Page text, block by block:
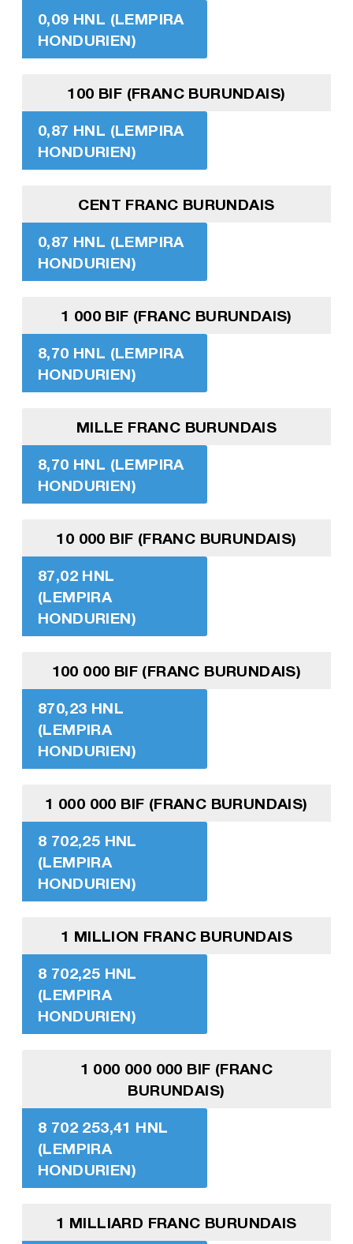
0,09 HNL (LEMPIRA
HONDURIEN)
100 BIF (FRANC BURUNDAIS)
0,87 HNL (LEMPIRA
HONDURIEN)
CENT FRANC BURUNDAIS
0,87 HNL (LEMPIRA
HONDURIEN)
1 000 BIF (FRANC BURUNDAIS)
8,70 HNL (LEMPIRA
HONDURIEN)
MILLE FRANC BURUNDAIS
8,70 HNL (LEMPIRA
HONDURIEN)
10 000 BIF (FRANC BURUNDAIS)
87,02 HNL
(LEMPIRA
HONDURIEN)
100 000 BIF (FRANC BURUNDAIS)
870,23 HNL
(LEMPIRA
HONDURIEN)
1 000 000 BIF (FRANC BURUNDAIS)
8 702,25 HNL
(LEMPIRA
HONDURIEN)
1 MILLION FRANC BURUNDAIS
8 702,25 HNL
(LEMPIRA
HONDURIEN)
1 000 000 000 BIF (FRANC
BURUNDAIS)
8 702 253,41 HNL
(LEMPIRA
HONDURIEN)
1 MILLIARD FRANC BURUNDAIS